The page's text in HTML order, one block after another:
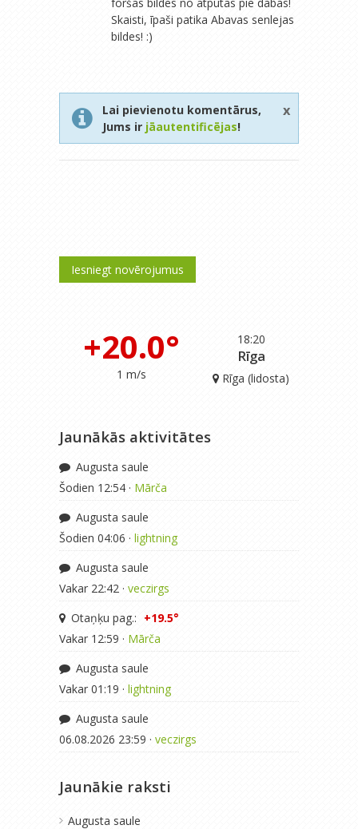
Skaisti, īpaši patika Abavas senlejas
bildes! :)
Lai pievienotu komentārus,
Jums ir jāautentificējas!
x
Iesniegt novērojumus
18:20
+20.0°
1 m/s
Rīga
Rīga (lidosta)
Jaunākās aktivitātes
Augusta saule
Šodien 12:54 · Mārča
Augusta saule
Šodien 04:06 · lightning
Augusta saule
Vakar 22:42 · veczirgs
Otaņķu pag.: +19.5°
Vakar 12:59 · Mārča
Augusta saule
Vakar 01:19 · lightning
Augusta saule
06.08.2026 23:59 · veczirgs
Jaunākie raksti
Augusta saule